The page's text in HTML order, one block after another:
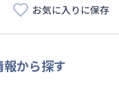
お気に入りに保存
報から探す